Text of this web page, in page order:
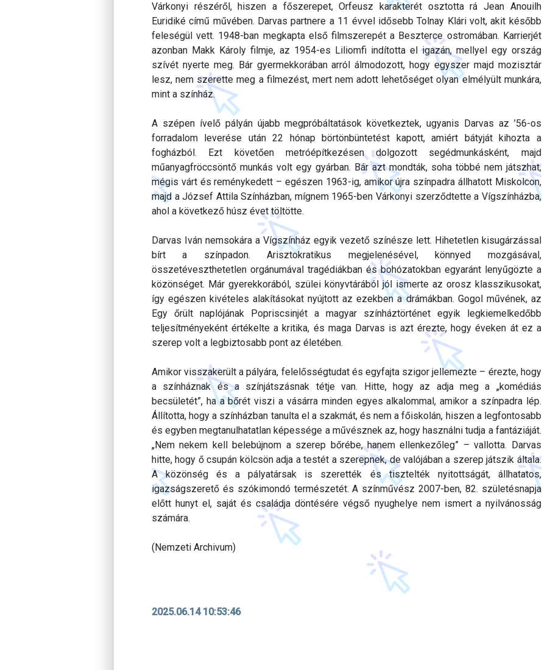
Várkonyi részéről, hiszen a főszerepet, Orfeusz karakterét osztotta rá Jean Anouilh
Euridiké című művében. Darvas partnere a 11 évvel idősebb Tolnay Klári volt, akit később
feleségül vett. 1948-ban megkapta első filmszerepét a Beszterce ostromában. Karrierjét
azonban Makk Károly filmje, az 1954-es Liliomfi indította el igazán, mellyel egy ország
szívét nyerte meg. Bár gyermekkorában arról álmodozott, hogy egyszer majd mozisztár
lesz, nem szerette meg a filmezést, mert nem adott lehetőséget olyan elmélyült munkára,
mint a színház.
A szépen ívelő pályán újabb megpróbáltatások következtek, ugyanis Darvas az ’56-os
forradalom leverése után 22 hónap börtönbüntetést kapott, amiért bátyját kihozta a
fogházból. Ezt követően metróépítkezésen dolgozott segédmunkásként, majd
műanyagfröccsöntő munkás volt egy gyárban. Bár azt mondták, soha többé nem játszhat,
mégis várt és reménykedett – egészen 1963-ig, amikor újra színpadra állhatott Miskolcon,
majd a József Attila Színházban, mígnem 1965-ben Várkonyi szerződtette a Vígszínházba,
ahol a következő húsz évet töltötte.
Darvas Iván nemsokára a Vígszínház egyik vezető színésze lett. Hihetetlen kisugárzással
bírt a színpadon. Arisztokratikus megjelenésével, könnyed mozgásával,
összetéveszthetetlen orgánumával tragédiákban és bohózatokban egyaránt lenyűgözte a
közönséget. Már gyerekkorából, szülei könyvtárából jól ismerte az orosz klasszikusokat,
így egészen kivételes alakításokat nyújtott az ezekben a drámákban. Gogol művének, az
Egy őrült naplójának Popriscsinjét a magyar színháztörténet egyik legkiemelkedőbb
teljesítményeként értékelte a kritika, és maga Darvas is azt érezte, hogy éveken át ez a
szerep volt a legbiztosabb pont az életében.
Amikor visszakerült a pályára, felelősségtudat és egyfajta szigor jellemezte – érezte, hogy
a színháznak és a színjátszásnak tétje van. Hitte, hogy az adja meg a „komédiás
becsületét”, ha a bőrét viszi a vásárra minden egyes alkalommal, amikor a színpadra lép.
Állította, hogy a színházban tanulta el a szakmát, és nem a főiskolán, hiszen a legfontosabb
és egyben megtanulhatatlan képessége a művésznek az, hogy használni tudja a fantáziáját.
„Nem nekem kell belebújnom a szerep bőrébe, hanem ellenkezőleg” – vallotta. Darvas
hitte, hogy ő csupán kölcsön adja a testét a szerepnek, de valójában a szerep játszik általa.
A közönség és a pályatársak is szerették és tisztelték nyitottságát, állhatatos,
igazságszerető és szókimondó természetét. A színművész 2007-ben, 82. születésnapja
előtt hunyt el, saját és családja döntésére végső nyughelye nem ismert a nyilvánosság
számára.
(Nemzeti Archivum)
2025.06.14 10:53:46